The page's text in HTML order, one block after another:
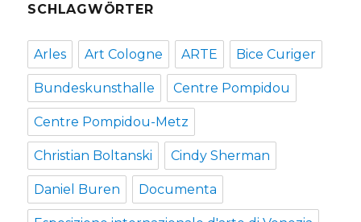
SCHLAGWÖRTER
Arles Art Cologne ARTE Bice Curiger
Bundeskunsthalle Centre Pompidou
Centre Pompidou-Metz
Christian Boltanski Cindy Sherman
Daniel Buren Documenta